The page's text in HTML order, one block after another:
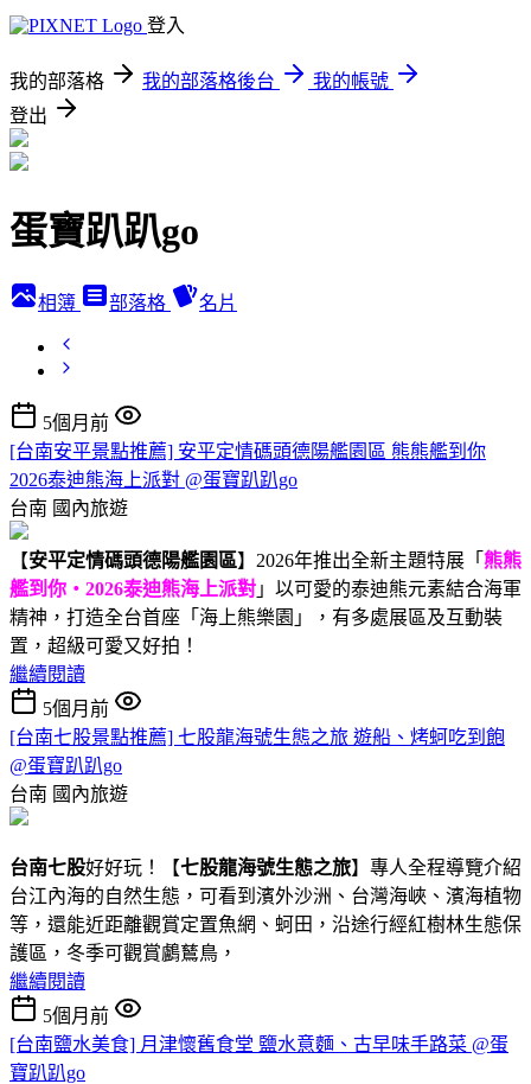
登入
我的部落格 我的部落格後台
我的帳號
登出
蛋寶趴趴go
相簿 部落格 名片
5個月前
[台南安平景點推薦] 安平定情碼頭德陽艦園區 熊熊艦到你
2026泰迪熊海上派對 @蛋寶趴趴go
台南 國內旅遊
【安平定情碼頭德陽艦園區】2026年推出全新主題特展「 熊熊
艦到你・2026泰迪熊海上派對 」以可愛的泰迪熊元素結合海軍
精神，打造全台首座「海上熊樂園」，有多處展區及互動裝
置，超級可愛又好拍！
繼續閱讀
5個月前
[台南七股景點推薦] 七股龍海號生態之旅 遊船、烤蚵吃到飽
@蛋寶趴趴go
台南 國內旅遊
台南七股好好玩！【七股龍海號生態之旅】專人全程導覽介紹
台江內海的自然生態，可看到濱外沙洲、台灣海峽、濱海植物
等，還能近距離觀賞定置魚網、蚵田，沿途行經紅樹林生態保
護區，冬季可觀賞鸕鶿鳥，
繼續閱讀
5個月前
[台南鹽水美食] 月津懷舊食堂 鹽水意麵、古早味手路菜 @蛋
寶趴趴go